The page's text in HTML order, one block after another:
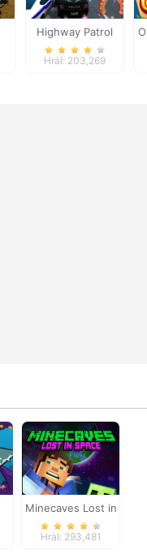
Highway Patrol
Showdown
Hrál: 203,269
Minecaves Lost in
Space
Hrál: 293,481